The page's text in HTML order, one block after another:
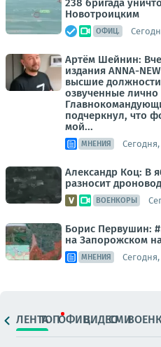
238 бригада
Новотроицким
ОФИЦ.
Артём Шейнин:
издания ANNA-
высшие
озвученные
подчеркнул, что
мой...
МНЕНИЯ Сегодня,
Александр Коц: В
разносит
ВОЕНКОРЫ
Борис Первушин:
на Запорожском
МНЕНИЯ Сегодня,
ЛЕНТАТОПОФИЦ.ВИДЕОСМИ